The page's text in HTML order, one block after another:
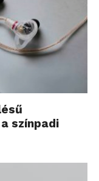
színpadi